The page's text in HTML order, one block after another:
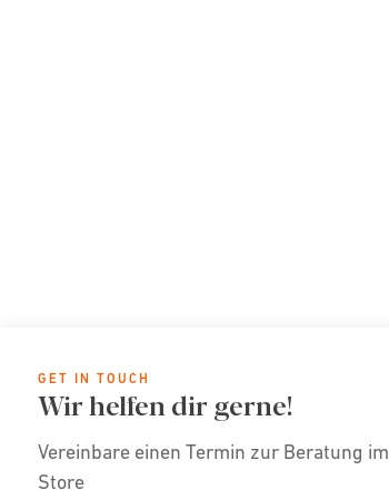
GET IN TOUCH
Wir helfen dir gerne!
Vereinbare einen Termin zur Beratung im
Store